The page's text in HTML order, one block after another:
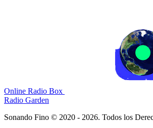
Online Radio Box
Radio Garden
Sonando Fino © 2020 - 2026. Todos los